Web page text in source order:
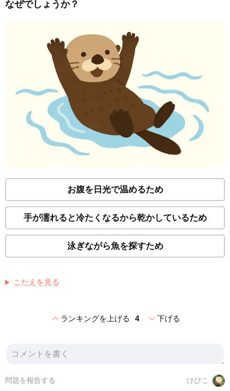
なぜでしょうか？
お腹を日光で温めるため
手が濡れると冷たくなるから乾かしているため
泳ぎながら魚を探すため
こたえを見る
expand_lessランキングを上げる 4 expand_more下げる
けぴこ
問題を報告する